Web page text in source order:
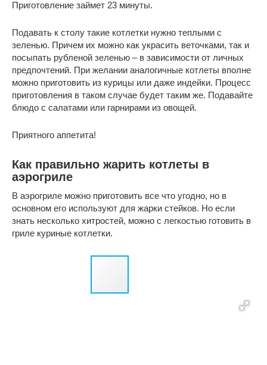
Приготовление займет 23 минуты.
Подавать к столу такие котлетки нужно теплыми с
зеленью. Причем их можно как украсить веточками, так и
посыпать рубленой зеленью – в зависимости от личных
предпочтений. При желании аналогичные котлеты вполне
можно приготовить из курицы или даже индейки. Процесс
приготовления в таком случае будет таким же. Подавайте
блюдо с салатами или гарнирами из овощей.
Приятного аппетита!
Как правильно жарить котлеты в
аэрогриле
В аэрогриле можно приготовить все что угодно, но в
основном его используют для жарки стейков. Но если
знать несколько хитростей, можно с легкостью готовить в
гриле куриные котлетки.